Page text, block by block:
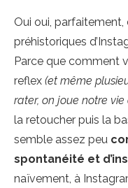
Oui oui,
préhistoriques
Parce que comment
reflex (et même
rater, on joue notre vie
la retoucher puis la
semble assez peu
spontanéité et
naïvement, à